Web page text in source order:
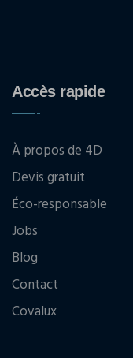
Accès rapide
À propos de 4D
Devis gratuit
Éco-responsable
Jobs
Blog
Contact
Covalux